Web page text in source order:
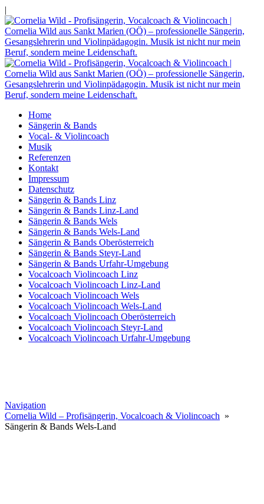
|
Home
Sängerin & Bands
Vocal- & Violincoach
Musik
Referenzen
Kontakt
Impressum
Datenschutz
Sängerin & Bands Linz
Sängerin & Bands Linz-Land
Sängerin & Bands Wels
Sängerin & Bands Wels-Land
Sängerin & Bands Oberösterreich
Sängerin & Bands Steyr-Land
Sängerin & Bands Urfahr-Umgebung
Vocalcoach Violincoach Linz
Vocalcoach Violincoach Linz-Land
Vocalcoach Violincoach Wels
Vocalcoach Violincoach Wels-Land
Vocalcoach Violincoach Oberösterreich
Vocalcoach Violincoach Steyr-Land
Vocalcoach Violincoach Urfahr-Umgebung
Navigation
Cornelia Wild – Profisängerin, Vocalcoach & Violincoach »
Sängerin & Bands Wels-Land